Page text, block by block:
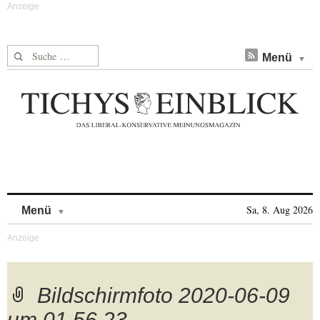
Suche nach: Menü
Menü Sa, 8. Aug 2026
Bildschirmfoto 2020-06-09